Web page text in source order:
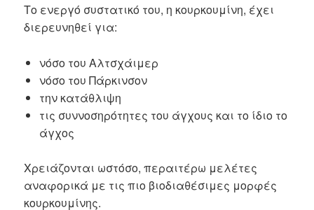
Το ενεργό συστατικό του, η κουρκουμίνη, έχει
διερευνηθεί για:
νόσο του Αλτσχάιμερ
νόσο του Πάρκινσον
την κατάθλιψη
τις συννοσηρότητες του άγχους και το ίδιο το
άγχος
Χρειάζονται ωστόσο, περαιτέρω μελέτες
αναφορικά με τις πιο βιοδιαθέσιμες μορφές
κουρκουμίνης.